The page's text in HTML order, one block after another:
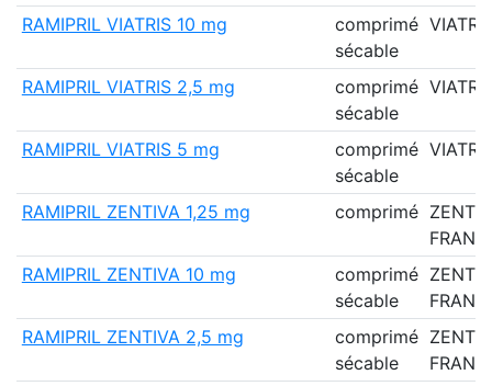
RAMIPRIL VIATRIS 10 mg
comprimé
sécable
RAMIPRIL VIATRIS 2,5 mg
comprimé
sécable
RAMIPRIL VIATRIS 5 mg
comprimé
sécable
RAMIPRIL ZENTIVA 1,25 mg comprimé
RAMIPRIL ZENTIVA 10 mg
comprimé
sécable
RAMIPRIL ZENTIVA 2,5 mg
comprimé
sécable